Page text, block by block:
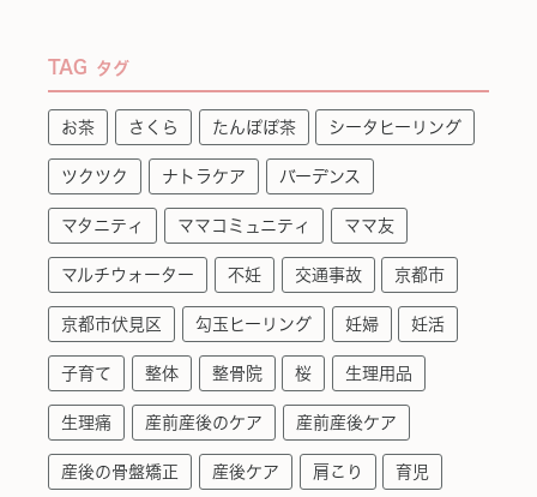
TAG タグ
お茶 さくら たんぽぽ茶 シータヒーリング
ツクツク ナトラケア バーデンス
マタニティ ママコミュニティ ママ友
マルチウォーター 不妊 交通事故 京都市
京都市伏見区 勾玉ヒーリング 妊婦 妊活
子育て 整体 整骨院 桜 生理用品
生理痛 産前産後のケア 産前産後ケア
産後の骨盤矯正 産後ケア 肩こり 育児